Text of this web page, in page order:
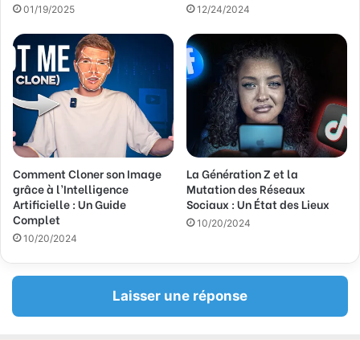
i
01/19/2025 12/24/2024
Comment Cloner son Image
grâce à l’Intelligence
Artificielle : Un Guide
Complet
10/20/2024
La Génération Z et la
Mutation des Réseaux
Sociaux : Un État des Lieux
10/20/2024
Laisser une réponse